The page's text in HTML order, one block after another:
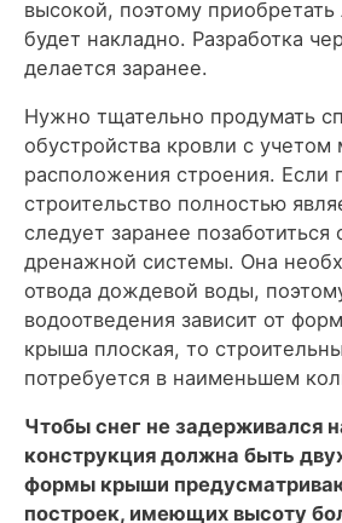
высокой, поэтому
будет накладно. Разработка
делается заранее.
Нужно тщательно продумать
обустройства кровли с учетом
расположения строения. Если
строительство полностью
следует заранее
дренажной системы. Она
отвода дождевой воды,
водоотведения зависит от
крыша плоская, то
потребуется в наименьшем
Чтобы снег не задерживался
конструкция должна быть
формы крыши
построек, имеющих высоту